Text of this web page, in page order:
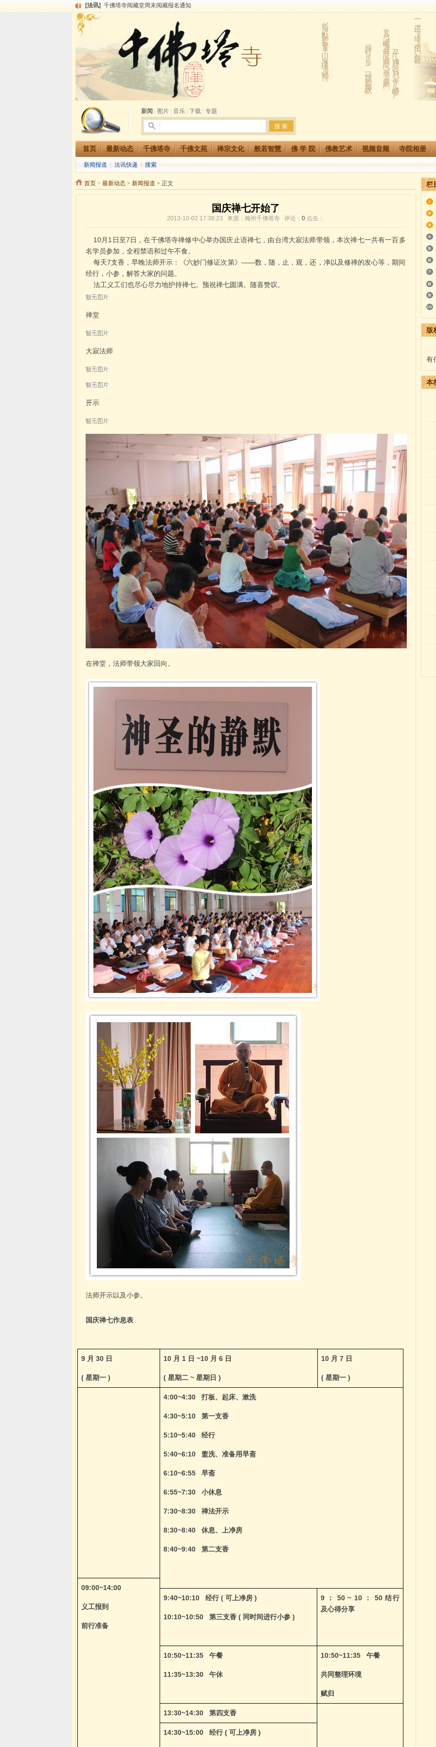
[法讯] 千佛塔寺阅藏堂周末阅藏报名通知
[法讯]
[法讯]
本寺方丈上明下慧尼和尚开讲《六祖坛经》
2015-3-26师父于法堂对大众的开示
[法讯]
广东千佛塔寺云门佛学院女众部 2016年招生简章
[法讯] 恭请海涛法师莅临千佛塔寺弘法
[法讯]
2014年七月大法会 祈福息灾地藏七 冥阳两利普渡群蒙盂兰盆
[法讯]
千佛塔寺云门佛学院女众部2014年招生简章
[法讯]
千佛塔寺兴建佛学院综合大楼缘起
[法讯] 共赴华藏世界 进入最后七天倒计时 殊胜华严法会 快快同享富贵庄严海
新闻
图片| 音乐| 下载| 专题
首页 最新动态 千佛塔寺 千佛文苑 禅宗文化 般若智慧 佛 学 院 佛教艺术 视频音频 寺院相册
新闻报道 法讯快递 搜索
首页> 最新动态> 新闻报道 > 正文
国庆禅七开始了
2013-10-02 17:38:23 来源：梅州千佛塔寺 评论： 0 点击：
10月1日至7日，在千佛塔寺禅修中心举办国庆止语禅七，由台湾大寂法师带领，本次禅七一共有一百多
名学员参加，全程禁语和过午不食。
每天7支香，早晚法师开示：《六妙门修证次第》——数，随，止，观，还，净以及修禅的发心等，期间
经行，小参，解答大家的问题。
法工义工们也尽心尽力地护持禅七。预祝禅七圆满。随喜赞叹。
禅堂
大寂法师
开示
在禅堂，法师带领大家回向。
法师开示以及小参。
国庆禅七作息表
9 月 30 日
( 星期一 )
10 月 1 日 ~10 月 6 日
( 星期二 ~ 星期日 )
10 月 7 日
( 星期一 )
4:00~4:30 打板、起床、漱洗
4:30~5:10 第一支香
5:10~5:40 经行
5:40~6:10 盥洗、准备用早斋
6:10~6:55 早斋
6:55~7:30 小休息
7:30~8:30 禅法开示
8:30~8:40 休息、上净房
8:40~9:40 第二支香
09:00~14:00
义工报到
前行准备
9:40~10:10 经行( 可上净房 )
10:10~10:50 第三支香 ( 同时间进行小参 )
9 ： 50 ~ 10 ： 50结行
及心得分享
10:50~11:35 午餐
11:35~13:30 午休
10:50~11:35 午餐
共同整理环境
赋归
13:30~14:30 第四支香
14:30~15:00 经行( 可上净房 )
栏
版
有
本